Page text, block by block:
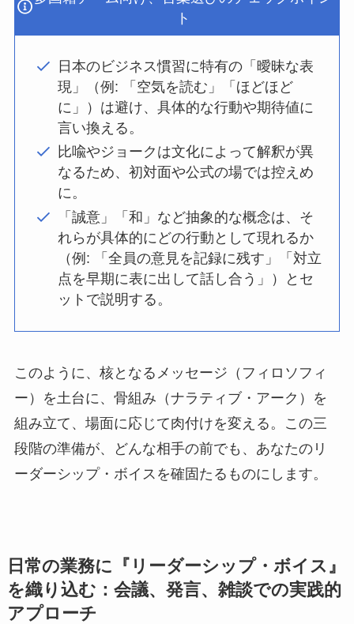
ト
日本のビジネス慣習に特有の「曖昧な表
現」（例: 「空気を読む」「ほどほど
に」）は避け、具体的な行動や期待値に
言い換える。
比喩やジョークは文化によって解釈が異
なるため、初対面や公式の場では控えめ
に。
「誠意」「和」など抽象的な概念は、そ
れらが具体的にどの行動として現れるか
（例: 「全員の意見を記録に残す」「対立
点を早期に表に出して話し合う」）とセ
ットで説明する。
このように、核となるメッセージ（フィロソフィ
ー）を土台に、骨組み（ナラティブ・アーク）を
組み立て、場面に応じて肉付けを変える。この三
段階の準備が、どんな相手の前でも、あなたのリ
ーダーシップ・ボイスを確固たるものにします。
日常の業務に『リーダーシップ・ボイス』
を織り込む：会議、発言、雑談での実践的
アプローチ